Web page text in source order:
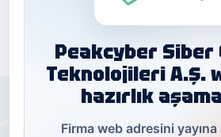
Peakcyber Siber
Teknolojileri A.Ş.
hazırlık
Firma web adresini yayına